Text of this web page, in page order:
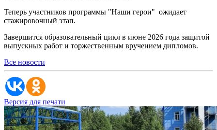
Теперь участников программы "Наши герои" ожидает
стажировочный этап.
Завершится образовательный цикл в июне 2026 года защитой
выпускных работ и торжественным вручением дипломов.
Все новости
Версия для печати